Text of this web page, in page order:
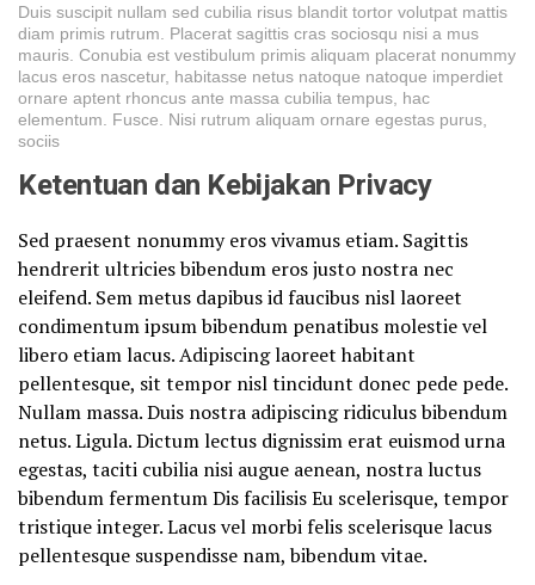
Duis suscipit nullam sed cubilia risus blandit tortor volutpat mattis
diam primis rutrum. Placerat sagittis cras sociosqu nisi a mus
mauris. Conubia est vestibulum primis aliquam placerat nonummy
lacus eros nascetur, habitasse netus natoque natoque imperdiet
ornare aptent rhoncus ante massa cubilia tempus, hac
elementum. Fusce. Nisi rutrum aliquam ornare egestas purus,
sociis
Ketentuan dan Kebijakan Privacy
Sed praesent nonummy eros vivamus etiam. Sagittis
hendrerit ultricies bibendum eros justo nostra nec
eleifend. Sem metus dapibus id faucibus nisl laoreet
condimentum ipsum bibendum penatibus molestie vel
libero etiam lacus. Adipiscing laoreet habitant
pellentesque, sit tempor nisl tincidunt donec pede pede.
Nullam massa. Duis nostra adipiscing ridiculus bibendum
netus. Ligula. Dictum lectus dignissim erat euismod urna
egestas, taciti cubilia nisi augue aenean, nostra luctus
bibendum fermentum Dis facilisis Eu scelerisque, tempor
tristique integer. Lacus vel morbi felis scelerisque lacus
pellentesque suspendisse nam, bibendum vitae.